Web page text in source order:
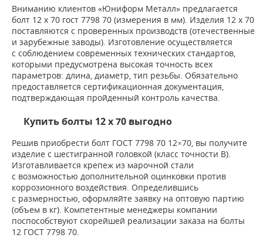
Вниманию клиентов «Юниформ Металл» предлагается
болт 12 х 70 гост 7798 70 (измерения в мм). Изделия 12 x 70
поставляются с проверенных производств (отечественные
и зарубежные заводы). Изготовление осуществляется
с соблюдением современных технических стандартов,
которыми предусмотрена высокая точность всех
параметров: длина, диаметр, тип резьбы. Обязательно
предоставляется сертификационная документация,
подтверждающая пройденный контроль качества.
Купить болты 12 х 70 выгодно
Решив приобрести болт ГОСТ 7798 70 12×70, вы получите
изделие с шестигранной головкой (класс точности B).
Изготавливается крепеж из марочной стали
с возможностью дополнительной оцинковки против
коррозионного воздействия. Определившись
с размерностью, оформляйте заявку на оптовую партию
(объем в кг). Компетентные менеджеры компании
поспособствуют скорейшей реализации заказа на болты
12 ГОСТ 7798 70.